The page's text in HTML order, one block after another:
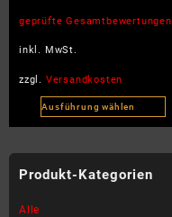
5.00
geprüfte Gesamtbewertungen
inkl. MwSt.
zzgl. Versandkosten
Ausführung wählen
Dieses
mehrere
Produkt-Kategorien
Alle